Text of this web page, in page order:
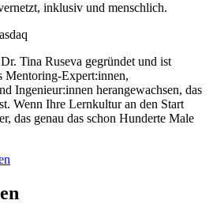
inklusiv und menschlich.
Tina Ruseva gegründet und ist
Mentoring-Expert:innen,
Ingenieur:innen herangewachsen, das
Wenn Ihre Lernkultur an den Start
das genau das schon Hunderte Male